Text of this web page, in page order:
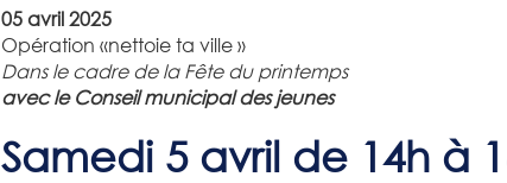
05 avril 2025
Opération «nettoie ta ville »
Dans le cadre de la Fête du printemps
avec le Conseil municipal des jeunes
Samedi 5 avril de 14h à